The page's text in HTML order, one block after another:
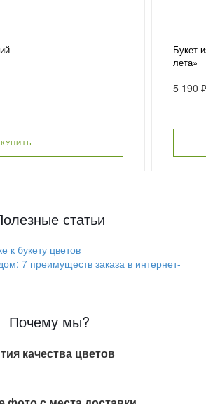
КУПИТЬ
Букет
лета»
5 190
статьи
к букету цветов
7 преимуществ заказа в интернет-
Почему мы?
качества цветов